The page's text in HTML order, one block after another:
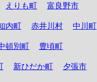
えりも町 富良野市
内町 赤井川村 中川町
頓別町 豊頃町
新ひだか町 夕張市